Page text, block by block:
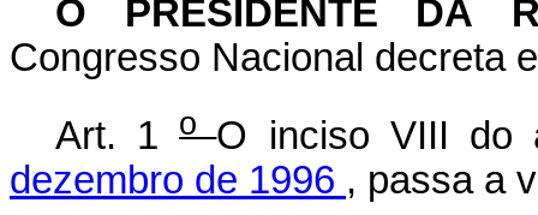
O PRESIDENTE DA
Congresso Nacional decreta
Art. 1o O inciso VIII
dezembro de 1996 , passa a